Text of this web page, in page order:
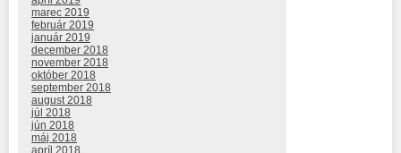
marec 2019
február 2019
január 2019
december 2018
november 2018
október 2018
september 2018
august 2018
júl 2018
jún 2018
máj 2018
apríl 2018